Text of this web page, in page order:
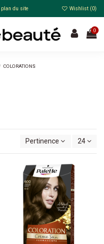
plan du site Wishlist (0)
0
COLORATIONS
Pertinence 24